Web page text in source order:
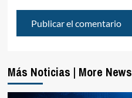
Más Noticias | More News